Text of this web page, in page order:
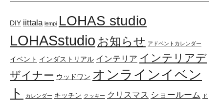
DIY iittala lempi LOHAS studio
LOHASstudio お知らせ アドベントカレンダー
イベント インダストリアル インテリア インテリアデ
ザイナー ウッドワン オンラインイベン
ト
カレンダー キッチン クッキー クリスマス ショールーム ド